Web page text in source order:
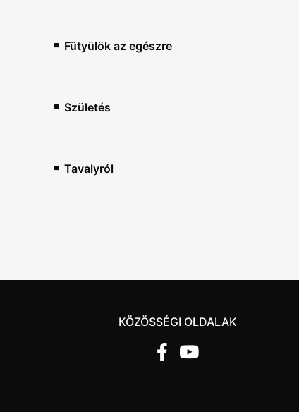
Fütyülök az egészre
Születés
Tavalyról
KÖZÖSSÉGI OLDALAK